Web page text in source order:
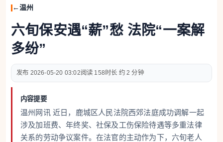
温州
六旬保安遇“薪”愁 法院“一案解
多纷”
2026-05-20 03:02 158 约 2 分钟
内容提要
温州网讯 近日，鹿城区人民法院西郊法庭成功调解一起
涉及加班费、年终奖、社保及工伤保险待遇等多重法律
关系的劳动争议案件。在法官的主动作为下，六旬老人